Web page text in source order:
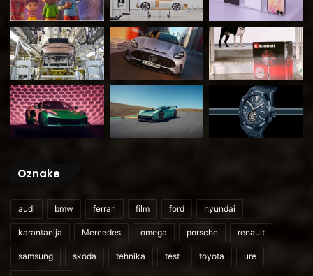
Oznake
audi bmw ferrari film ford hyundai
karantanija Mercedes omega porsche renault
samsung skoda tehnika test toyota ure